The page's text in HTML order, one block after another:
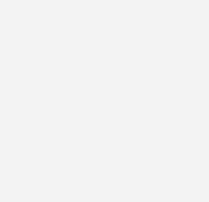
Standard-Floatglas von AGC) und
Linea Azzurra mit edler
Matelux verfügbar – auf
und in laminierter Ausführung.